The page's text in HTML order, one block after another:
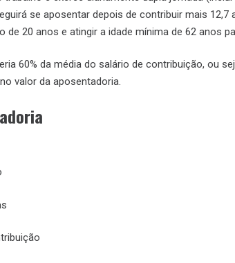
se aposentar depois de contribuir mais 12,7
de 20 anos e atingir a idade mínima de 62 anos
60% da média do salário de contribuição, ou
valor da aposentadoria.